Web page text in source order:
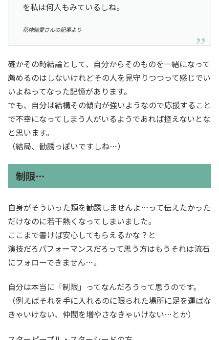
を私は何人もみているしね。
花神結愛さんの記事より
確かその時結論として、自分からそのものを一緒になって
薦めるのはしないけれどその人を見守りつつって感じでい
いよねってなった記憶があります。
でも、自分は結構その傾向が強いようなので応援すること
で不幸になってしまう人がいるようであれば控えないとな
と思います。
（結局、勧誘っぽいですしね…）
制限…
自身がそういった類を勧誘しませんよ…って伝えたかった
だけなのに若干熱くなってしまいました。
ここまで書けば安心してもらえるかな？と
演技だろパフォーマンスだろって思う方はもうそれは流石
にフォローできません…。
自分は本当に「制限」ってなんだろうって思うのです。
（例えばそれを手に入れるのに限られた場所に足を運ばな
きゃいけない、仲間を増やさなきゃいけない…とか）